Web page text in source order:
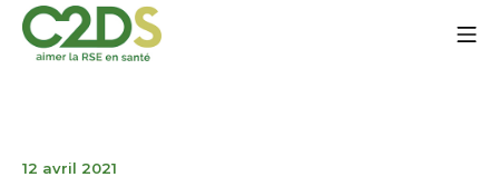
Aller
contenu
12 avril 2021